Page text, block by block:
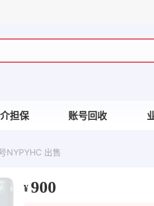
担保 账号回收
NYPYHC 出售
¥ 900